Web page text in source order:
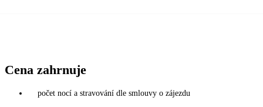
Cena zahrnuje
počet nocí a stravování dle smlouvy o zájezdu